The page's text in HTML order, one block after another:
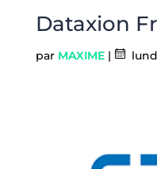
Dataxion
par MAXIME|